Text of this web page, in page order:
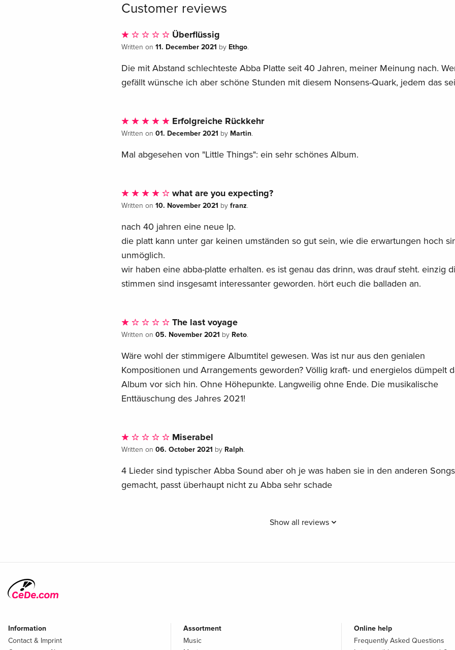
Customer reviews
Überflüssig
Written on 11. December 2021 by Ethgo.
Die mit Abstand schlechteste Abba Platte seit 40 Jahren, meiner Meinung nach.
gefällt wünsche ich aber schöne Stunden mit diesem Nonsens-Quark, jedem das
Erfolgreiche Rückkehr
Written on 01. December 2021 by Martin.
Mal abgesehen von "Little Things": ein sehr schönes Album.
what are you expecting?
Written on 10. November 2021 by franz.
nach 40 jahren eine neue lp.
die platt kann unter gar keinen umständen so gut sein, wie die erwartungen hoch
unmöglich.
wir haben eine abba-platte erhalten. es ist genau das drinn, was drauf steht. einzig
stimmen sind insgesamt interessanter geworden. hört euch die balladen an.
The last voyage
Written on 05. November 2021 by Reto.
Wäre wohl der stimmigere Albumtitel gewesen. Was ist nur aus den genialen
Kompositionen und Arrangements geworden? Völlig kraft- und energielos dümpelt
Album vor sich hin. Ohne Höhepunkte. Langweilig ohne Ende. Die musikalische
Enttäuschung des Jahres 2021!
Miserabel
Written on 06. October 2021 by Ralph.
4 Lieder sind typischer Abba Sound aber oh je was haben sie in den anderen Songs
gemacht, passt überhaupt nicht zu Abba sehr schade
Show all reviews
Information
Contact & Imprint
Assortment
Music
Online help
Frequently Asked Questions